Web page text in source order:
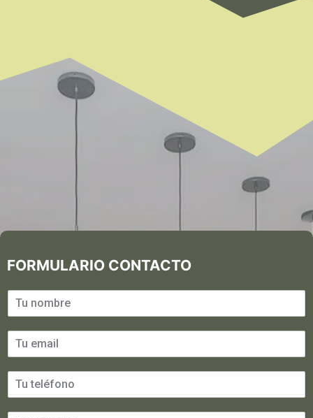
FORMULARIO CONTACTO